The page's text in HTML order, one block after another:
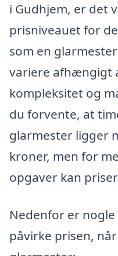
i Gudhjem, er det
prisniveauet for
som en
variere afhængigt
kompleksitet og
du forvente, at
glarmester ligger
kroner, men for
opgaver kan
Nedenfor er
påvirke prisen,